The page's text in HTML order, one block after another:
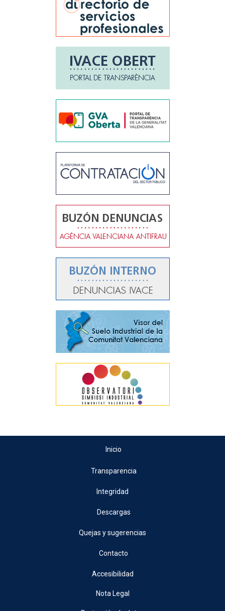
Inicio
Transparencia
Integridad
Descargas
Quejas y sugerencias
Contacto
Accesibilidad
Nota Legal